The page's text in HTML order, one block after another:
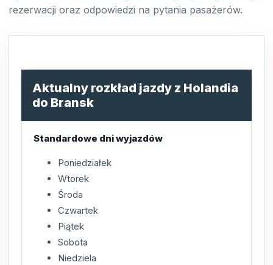
rezerwacji oraz odpowiedzi na pytania pasażerów.
Aktualny rozkład jazdy z Holandia
do Bransk
Standardowe dni wyjazdów
Poniedziałek
Wtorek
Środa
Czwartek
Piątek
Sobota
Niedziela